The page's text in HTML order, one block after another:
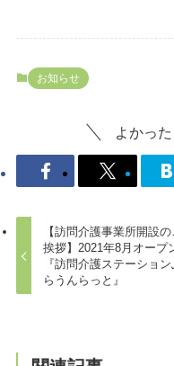
お知らせ
よかっ
【訪問介護事業所開設の
挨拶】2021年8月オープ
『訪問介護ステーション
らうんらっと』